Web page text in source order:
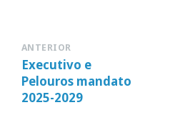
ANTERIOR
Executivo e
Pelouros mandato
2025-2029